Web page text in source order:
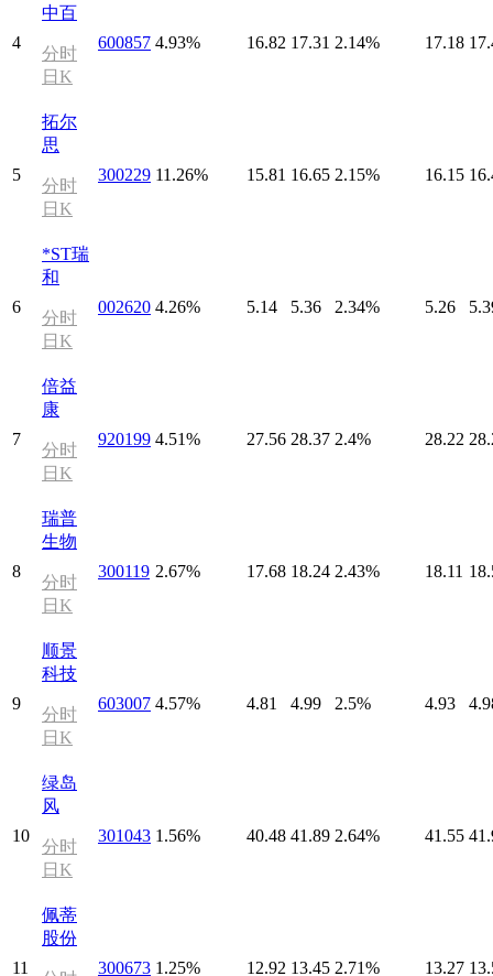
4
中百
分时
日K
600857 4.93% 16.82 17.31 2.14% 17.18
5
拓尔
思
分时
日K
300229 11.26% 15.81 16.65 2.15% 16.15
6
*ST瑞
和
分时
日K
002620 4.26% 5.14 5.36 2.34% 5.26
7
倍益
康
分时
日K
920199 4.51% 27.56 28.37 2.4% 28.22
8
瑞普
生物
分时
日K
300119 2.67% 17.68 18.24 2.43% 18.11
9
顺景
科技
分时
日K
603007 4.57% 4.81 4.99 2.5% 4.93
10
绿岛
风
分时
日K
301043 1.56% 40.48 41.89 2.64% 41.55
11
佩蒂
股份
300673 1.25% 12.92 13.45 2.71% 13.27